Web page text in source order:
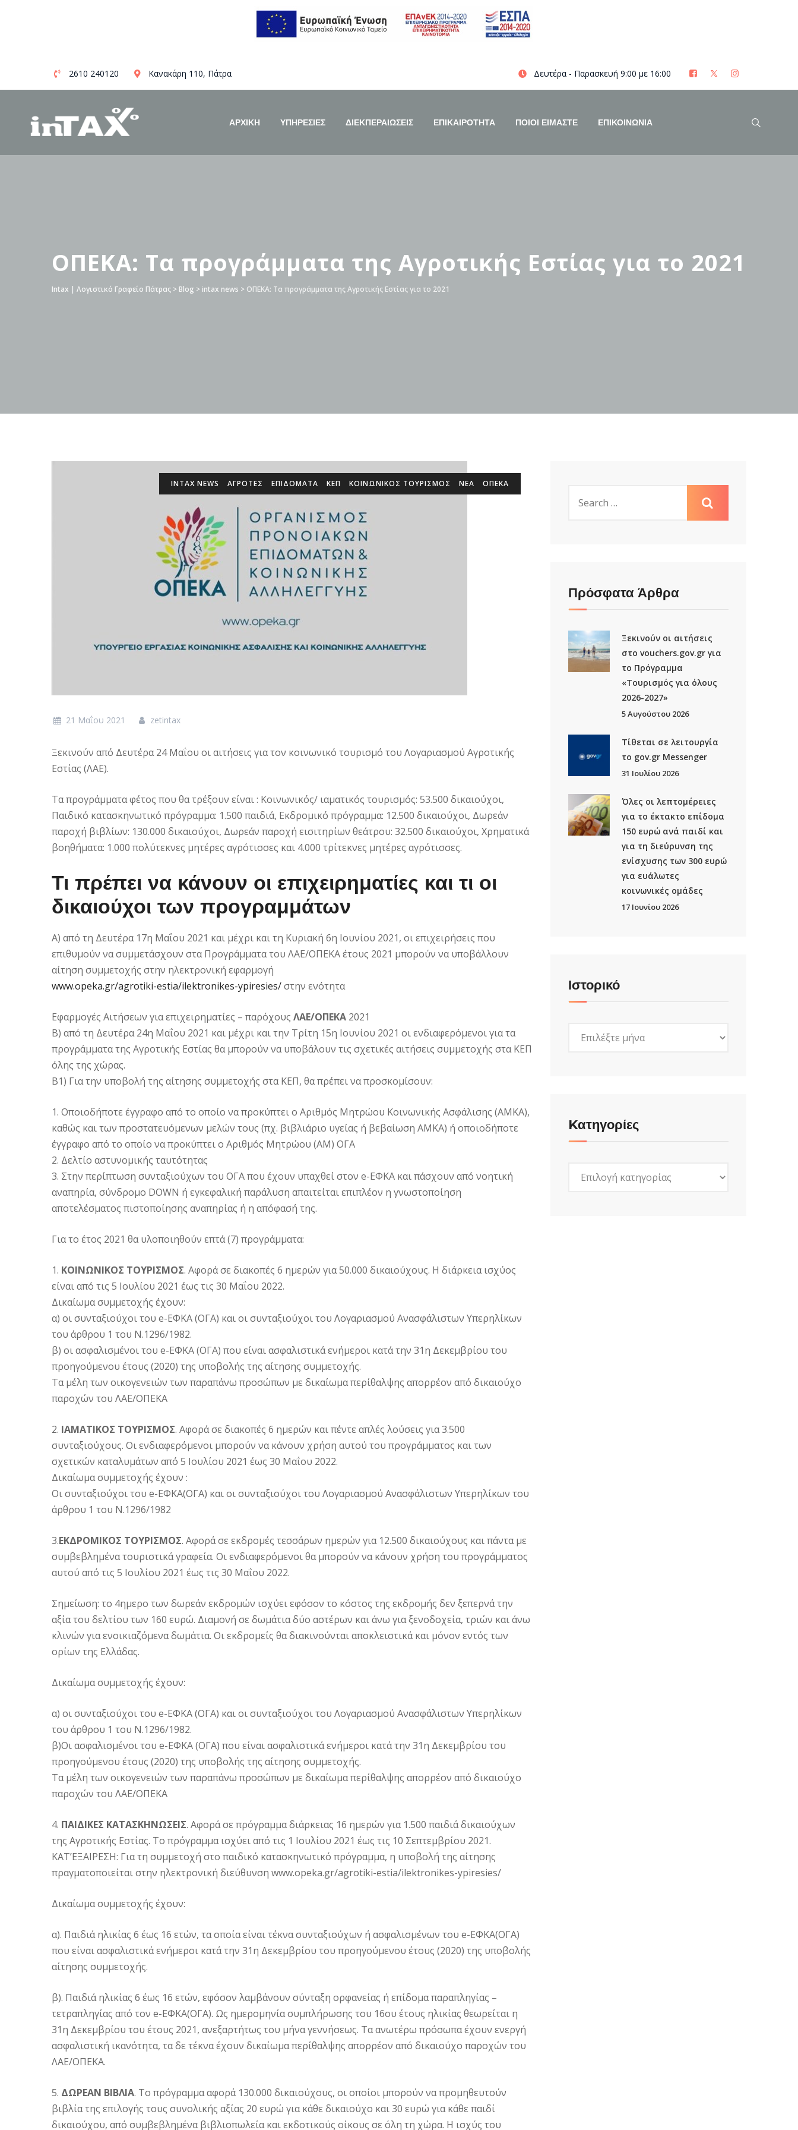
content
2610 240120 Κανακάρη 110, Πάτρα Δευτέρα - Παρασκευή 9:00 με 16:00
ΑΡΧΙΚΗ ΥΠΗΡΕΣΙΕΣ ΔΙΕΚΠΕΡΑΙΩΣΕΙΣ ΕΠΙΚΑΙΡΟΤΗΤΑ ΠΟΙΟΊ ΕΊΜΑΣΤΕ ΕΠΙΚΟΙΝΩΝΙΑ
ΟΠΕΚΑ: Τα προγράμματα της Αγροτικής Εστίας για το 2021
Intax | Λογιστικό Γραφείο Πάτρας > Blog > intax news > ΟΠΕΚΑ: Τα προγράμματα της Αγροτικής Εστίας για το 2021
INTAX NEWS ΑΓΡΟΤΕΣ ΕΠΙΔΌΜΑΤΑ ΚΕΠ ΚΟΙΝΩΝΙΚΟΣ ΤΟΥΡΙΣΜΟΣ ΝΕΑ ΟΠΕΚΑ
21 Μαΐου 2021 zetintax
Ξεκινούν από Δευτέρα 24 Μαΐου οι αιτήσεις για τον κοινωνικό τουρισμό του Λογαριασμού Αγροτικής
Εστίας (ΛΑΕ).
Τα προγράμματα φέτος που θα τρέξουν είναι : Κοινωνικός/ ιαματικός τουρισμός: 53.500 δικαιούχοι,
Παιδικό κατασκηνωτικό πρόγραμμα: 1.500 παιδιά, Εκδρομικό πρόγραμμα: 12.500 δικαιούχοι, Δωρεάν
παροχή βιβλίων: 130.000 δικαιούχοι, Δωρεάν παροχή εισιτηρίων θεάτρου: 32.500 δικαιούχοι, Χρηματικά
βοηθήματα: 1.000 πολύτεκνες μητέρες αγρότισσες και 4.000 τρίτεκνες μητέρες αγρότισσες.
Τι πρέπει να κάνουν οι επιχειρηματίες και τι οι
δικαιούχοι των προγραμμάτων
Α) από τη Δευτέρα 17η Μαΐου 2021 και μέχρι και τη Κυριακή 6η Ιουνίου 2021, οι επιχειρήσεις που
επιθυμούν να συμμετάσχουν στα Προγράμματα του ΛΑΕ/ΟΠΕΚΑ έτους 2021 μπορούν να υποβάλλουν
αίτηση συμμετοχής στην ηλεκτρονική εφαρμογή
www.opeka.gr/agrotiki-estia/ilektronikes-ypiresies/στην ενότητα
Εφαρμογές Αιτήσεων για επιχειρηματίες – παρόχους ΛΑΕ/ΟΠΕΚΑ 2021
Β) από τη Δευτέρα 24η Μαΐου 2021 και μέχρι και την Τρίτη 15η Ιουνίου 2021 οι ενδιαφερόμενοι για τα
προγράμματα της Αγροτικής Εστίας θα μπορούν να υποβάλουν τις σχετικές αιτήσεις συμμετοχής στα ΚΕΠ
όλης της χώρας.
Β1) Για την υποβολή της αίτησης συμμετοχής στα ΚΕΠ, θα πρέπει να προσκομίσουν:
1. Οποιοδήποτε έγγραφο από το οποίο να προκύπτει o Αριθμός Μητρώου Κοινωνικής Ασφάλισης (ΑΜΚΑ),
καθώς και των προστατευόμενων μελών τους (πχ. βιβλιάριο υγείας ή βεβαίωση ΑΜΚΑ) ή οποιοδήποτε
έγγραφο από το οποίο να προκύπτει ο Αριθμός Μητρώου (ΑΜ) ΟΓΑ
2. Δελτίο αστυνομικής ταυτότητας
3. Στην περίπτωση συνταξιούχων του ΟΓΑ που έχουν υπαχθεί στον e-ΕΦΚΑ και πάσχουν από νοητική
αναπηρία, σύνδρομο DOWN ή εγκεφαλική παράλυση απαιτείται επιπλέον η γνωστοποίηση
αποτελέσματος πιστοποίησης αναπηρίας ή η απόφασή της.
Για το έτος 2021 θα υλοποιηθούν επτά (7) προγράμματα:
1. ΚΟΙΝΩΝΙΚΟΣ ΤΟΥΡΙΣΜΟΣ. Αφορά σε διακοπές 6 ημερών για 50.000 δικαιούχους. Η διάρκεια ισχύος
είναι από τις 5 Ιουλίου 2021 έως τις 30 Μαΐου 2022.
Δικαίωμα συμμετοχής έχουν:
α) οι συνταξιούχοι του e-ΕΦΚΑ (ΟΓΑ) και οι συνταξιούχοι του Λογαριασμού Ανασφάλιστων Υπερηλίκων
του άρθρου 1 του Ν.1296/1982.
β) οι ασφαλισμένοι του e-ΕΦΚΑ (ΟΓΑ) που είναι ασφαλιστικά ενήμεροι κατά την 31η Δεκεμβρίου του
προηγούμενου έτους (2020) της υποβολής της αίτησης συμμετοχής.
Τα μέλη των οικογενειών των παραπάνω προσώπων με δικαίωμα περίθαλψης απορρέον από δικαιούχο
παροχών του ΛΑΕ/ΟΠΕΚΑ
2. ΙΑΜΑΤΙΚΟΣ ΤΟΥΡΙΣΜΟΣ. Αφορά σε διακοπές 6 ημερών και πέντε απλές λούσεις για 3.500
συνταξιούχους. Οι ενδιαφερόμενοι μπορούν να κάνουν χρήση αυτού του προγράμματος και των
σχετικών καταλυμάτων από 5 Ιουλίου 2021 έως 30 Μαΐου 2022.
Δικαίωμα συμμετοχής έχουν :
Οι συνταξιούχοι του e-ΕΦΚΑ(ΟΓΑ) και οι συνταξιούχοι του Λογαριασμού Ανασφάλιστων Υπερηλίκων του
άρθρου 1 του Ν.1296/1982
3.ΕΚΔΡΟΜΙΚΟΣ ΤΟΥΡΙΣΜΟΣ. Αφορά σε εκδρομές τεσσάρων ημερών για 12.500 δικαιούχους και πάντα με
συμβεβλημένα τουριστικά γραφεία. Οι ενδιαφερόμενοι θα μπορούν να κάνουν χρήση του προγράμματος
αυτού από τις 5 Ιουλίου 2021 έως τις 30 Μαΐου 2022.
Σημείωση: το 4ημερο των δωρεάν εκδρομών ισχύει εφόσον το κόστος της εκδρομής δεν ξεπερνά την
αξία του δελτίου των 160 ευρώ. Διαμονή σε δωμάτια δύο αστέρων και άνω για ξενοδοχεία, τριών και άνω
κλινών για ενοικιαζόμενα δωμάτια. Οι εκδρομείς θα διακινούνται αποκλειστικά και μόνον εντός των
ορίων της Ελλάδας.
Δικαίωμα συμμετοχής έχουν:
α) οι συνταξιούχοι του e-ΕΦΚΑ (ΟΓΑ) και οι συνταξιούχοι του Λογαριασμού Ανασφάλιστων Υπερηλίκων
του άρθρου 1 του Ν.1296/1982.
β)Οι ασφαλισμένοι του e-ΕΦΚΑ (ΟΓΑ) που είναι ασφαλιστικά ενήμεροι κατά την 31η Δεκεμβρίου του
προηγούμενου έτους (2020) της υποβολής της αίτησης συμμετοχής.
Τα μέλη των οικογενειών των παραπάνω προσώπων με δικαίωμα περίθαλψης απορρέον από δικαιούχο
παροχών του ΛΑΕ/ΟΠΕΚΑ
4. ΠΑΙΔΙΚΕΣ ΚΑΤΑΣΚΗΝΩΣΕΙΣ. Αφορά σε πρόγραμμα διάρκειας 16 ημερών για 1.500 παιδιά δικαιούχων
της Αγροτικής Εστίας. Το πρόγραμμα ισχύει από τις 1 Ιουλίου 2021 έως τις 10 Σεπτεμβρίου 2021.
ΚΑΤ’ΕΞΑΙΡΕΣΗ: Για τη συμμετοχή στο παιδικό κατασκηνωτικό πρόγραμμα, η υποβολή της αίτησης
πραγματοποιείται στην ηλεκτρονική διεύθυνση www.opeka.gr/agrotiki-estia/ilektronikes-ypiresies/
Δικαίωμα συμμετοχής έχουν:
α). Παιδιά ηλικίας 6 έως 16 ετών, τα οποία είναι τέκνα συνταξιούχων ή ασφαλισμένων του e-ΕΦΚΑ(ΟΓΑ)
που είναι ασφαλιστικά ενήμεροι κατά την 31η Δεκεμβρίου του προηγούμενου έτους (2020) της υποβολής
αίτησης συμμετοχής.
β). Παιδιά ηλικίας 6 έως 16 ετών, εφόσον λαμβάνουν σύνταξη ορφανείας ή επίδομα παραπληγίας –
τετραπληγίας από τον e-ΕΦΚΑ(ΟΓΑ). Ως ημερομηνία συμπλήρωσης του 16ου έτους ηλικίας θεωρείται η
31η Δεκεμβρίου του έτους 2021, ανεξαρτήτως του μήνα γεννήσεως. Τα ανωτέρω πρόσωπα έχουν ενεργή
ασφαλιστική ικανότητα, τα δε τέκνα έχουν δικαίωμα περίθαλψης απορρέον από δικαιούχο παροχών του
ΛΑΕ/ΟΠΕΚΑ.
5. ΔΩΡΕΑΝ ΒΙΒΛΙΑ. Το πρόγραμμα αφορά 130.000 δικαιούχους, οι οποίοι μπορούν να προμηθευτούν
βιβλία της επιλογής τους συνολικής αξίας 20 ευρώ για κάθε δικαιούχο και 30 ευρώ για κάθε παιδί
δικαιούχου, από συμβεβλημένα βιβλιοπωλεία και εκδοτικούς οίκους σε όλη τη χώρα. Η ισχύς του
Πρόσφατα Άρθρα
Ξεκινούν οι αιτήσεις
στο vouchers.gov.gr για
το Πρόγραμμα
«Τουρισμός για όλους
2026-2027»
5 Αυγούστου 2026
Τίθεται σε λειτουργία
το gov.gr Μessenger
31 Ιουλίου 2026
Όλες οι λεπτομέρειες
για το έκτακτο επίδομα
150 ευρώ ανά παιδί και
για τη διεύρυνση της
ενίσχυσης των 300 ευρώ
για ευάλωτες
κοινωνικές ομάδες
17 Ιουνίου 2026
Ιστορικό
Kατηγορίες